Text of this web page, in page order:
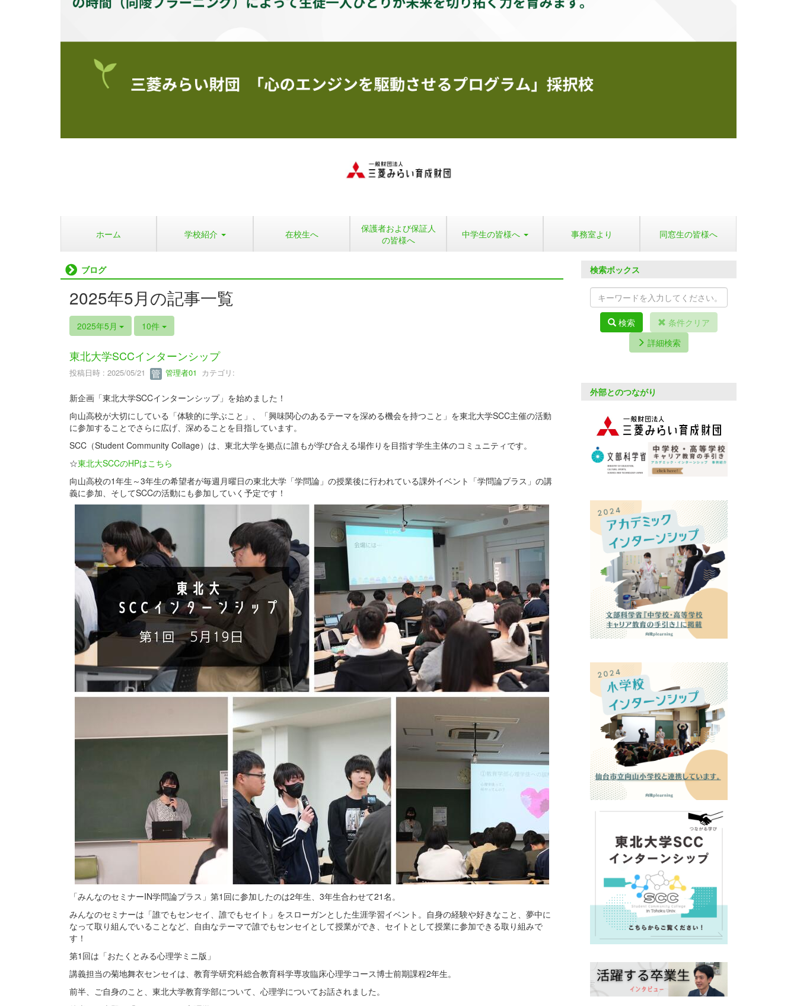
ホーム 学校紹介 在校生へ
保護者および保証人
の皆様へ
中学生の皆様へ 事務室より 同窓生の皆様へ
ブログ
2025年5月の記事一覧
2025年5月 10件
東北大学SCCインターンシップ
投稿日時 : 2025/05/21 管理者01 カテゴリ:
新企画「東北大学SCCインターンシップ」を始めました！
向山高校が大切にしている「体験的に学ぶこと」、「興味関心のあるテーマを深める機会を持つこと」を東北大学SCC主催の活動
に参加することでさらに広げ、深めることを目指しています。
SCC（Student Community Collage）は、東北大学を拠点に誰もが学び合える場作りを目指す学生主体のコミュニティです。
☆東北大SCCのHPはこちら
向山高校の1年生～3年生の希望者が毎週月曜日の東北大学「学問論」の授業後に行われている課外イベント「学問論プラス」の講
義に参加、そしてSCCの活動にも参加していく予定です！
「みんなのセミナーIN学問論プラス」第1回に参加したのは2年生、3年生合わせて21名。
みんなのセミナーは「誰でもセンセイ、誰でもセイト」をスローガンとした生涯学習イベント。自身の経験や好きなこと、夢中に
なって取り組んでいることなど、自由なテーマで誰でもセンセイとして授業ができ、セイトとして授業に参加できる取り組みで
す！
第1回は「おたくとみる心理学ミニ版」
講義担当の菊地舞衣センセイは、教育学研究科総合教育科学専攻臨床心理学コース博士前期課程2年生。
前半、ご自身のこと、東北大学教育学部について、心理学についてお話されました。
検索ボックス
検索
条件クリア
詳細検索
外部とのつながり